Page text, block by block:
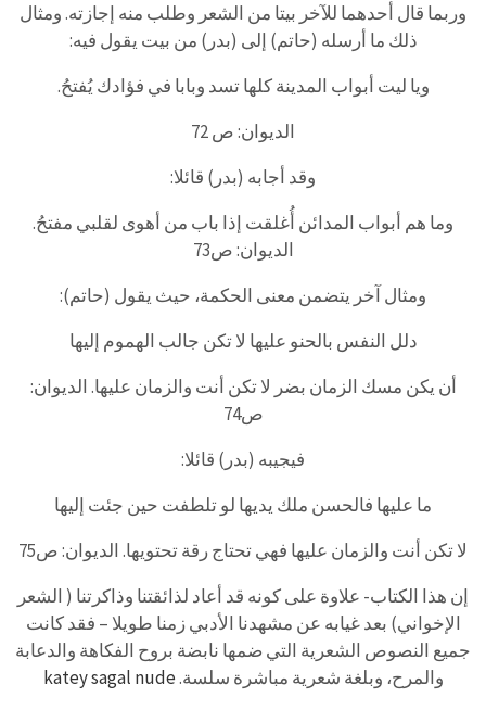
وربما قال أحدهما للآخر بيتا من الشعر وطلب منه إجازته. ومثال
ذلك ما أرسله (حاتم) إلى (بدر) من بيت يقول فيه:
ويا ليت أبواب المدينة كلها تسد وبابا في فؤادك يُفتحُ.
الديوان: ص 72
وقد أجابه (بدر) قائلا:
وما هم أبواب المدائن أُغلقت إذا باب من أهوى لقلبي مفتحُ.
الديوان: ص73
ومثال آخر يتضمن معنى الحكمة، حيث يقول (حاتم):
دلل النفس بالحنو عليها لا تكن جالب الهموم إليها
أن يكن مسك الزمان بضر لا تكن أنت والزمان عليها. الديوان:
ص74
فيجيبه (بدر) قائلا:
ما عليها فالحسن ملك يديها لو تلطفت حين جئت إليها
لا تكن أنت والزمان عليها فهي تحتاج رقة تحتويها. الديوان: ص75
إن هذا الكتاب- علاوة على كونه قد أعاد لذائقتنا وذاكرتنا ( الشعر
الإخواني) بعد غيابه عن مشهدنا الأدبي زمنا طويلا – فقد كانت
جميع النصوص الشعرية التي ضمها نابضة بروح الفكاهة والدعابة
والمرح، وبلغة شعرية مباشرة سلسة.katey sagal nude